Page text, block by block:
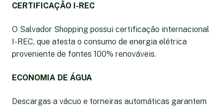
CERTIFICAÇÃO I-REC
O Salvador Shopping possui certificação internacional
I-REC, que atesta o consumo de energia elétrica
proveniente de fontes 100% renováveis.
ECONOMIA DE ÁGUA
Descargas a vácuo e torneiras automáticas garantem